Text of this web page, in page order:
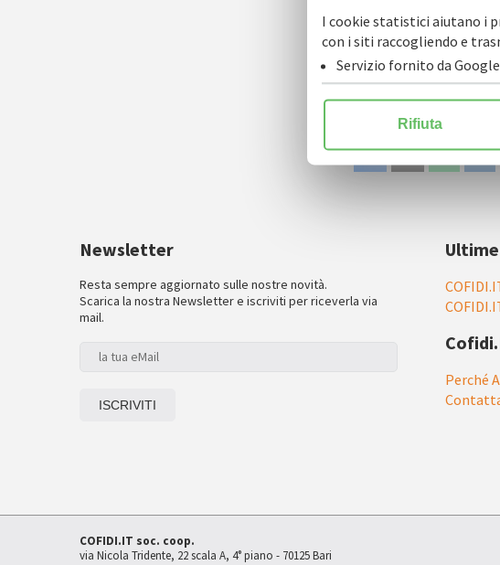
Newsletter
Resta sempre aggiornato sulle nostre novità.
Scarica la nostra Newsletter e iscriviti per riceverla via
mail.
Perché
COFIDI.IT soc. coop.
via Nicola Tridente, 22 scala A, 4° piano - 70125 Bari
I cookie statistici aiutano i
con i siti raccogliendo e
Servizio fornito da Google
Rifiuta